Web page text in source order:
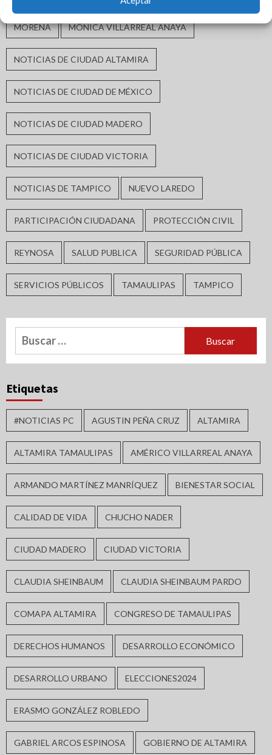
MORENA MÓNICA VILLARREAL ANAYA
NOTICIAS DE CIUDAD ALTAMIRA
NOTICIAS DE CIUDAD DE MÉXICO
NOTICIAS DE CIUDAD MADERO
NOTICIAS DE CIUDAD VICTORIA
NOTICIAS DE TAMPICO NUEVO LAREDO
PARTICIPACIÓN CIUDADANA PROTECCIÓN CIVIL
REYNOSA SALUD PUBLICA SEGURIDAD PÚBLICA
SERVICIOS PÚBLICOS TAMAULIPAS TAMPICO
Buscar:
Etiquetas
#NOTICIAS PC AGUSTIN PEÑA CRUZ ALTAMIRA
ALTAMIRA TAMAULIPAS AMÉRICO VILLARREAL ANAYA
ARMANDO MARTÍNEZ MANRÍQUEZ BIENESTAR SOCIAL
CALIDAD DE VIDA CHUCHO NADER
CIUDAD MADERO CIUDAD VICTORIA
CLAUDIA SHEINBAUM CLAUDIA SHEINBAUM PARDO
COMAPA ALTAMIRA CONGRESO DE TAMAULIPAS
DERECHOS HUMANOS DESARROLLO ECONÓMICO
DESARROLLO URBANO ELECCIONES2024
ERASMO GONZÁLEZ ROBLEDO
GABRIEL ARCOS ESPINOSA GOBIERNO DE ALTAMIRA